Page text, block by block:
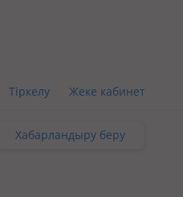
Тіркелу Жеке кабинет
Хабарландыру беру